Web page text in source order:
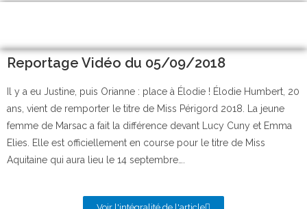
Reportage Vidéo du 05/09/2018
Il y a eu Justine, puis Orianne : place à Élodie ! Élodie Humbert, 20
ans, vient de remporter le titre de Miss Périgord 2018. La jeune
femme de Marsac a fait la différence devant Lucy Cuny et Emma
Elies. Elle est officiellement en course pour le titre de Miss
Aquitaine qui aura lieu le 14 septembre….